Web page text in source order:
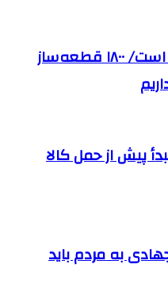
بازار قطعه‌سازی رقابتی است/ ۱۸۰۰ قطعه‌ساز
پیش از حمل کالا
به مردم باید